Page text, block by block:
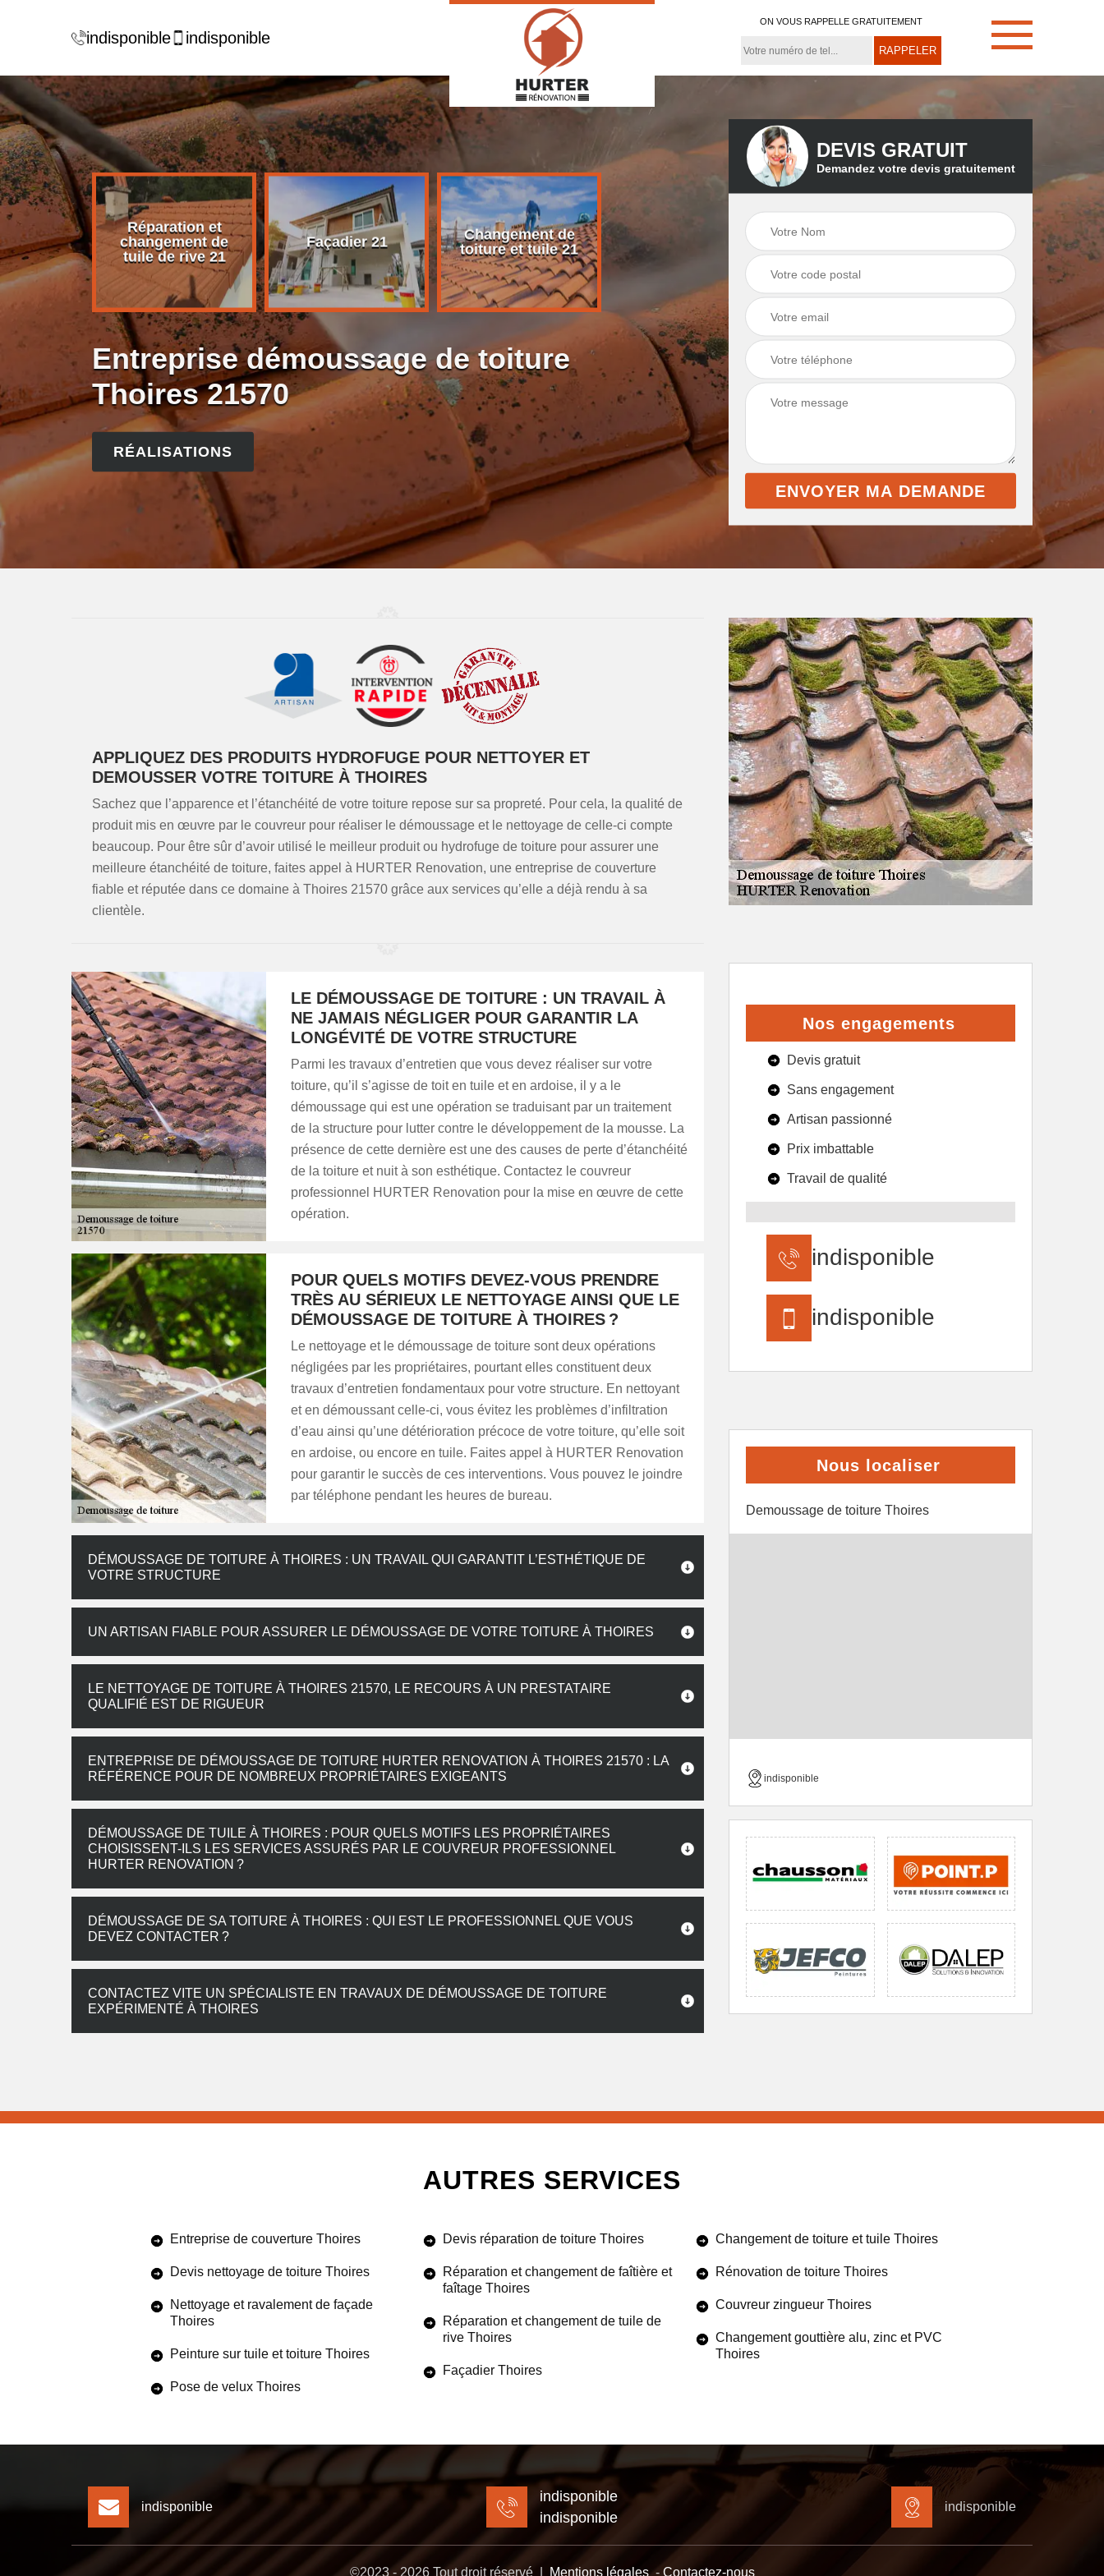
indisponible indisponible
ON VOUS RAPPELLE GRATUITEMENT
de
21
Réparation et
changement de
tuile de rive 21
Façadier 21
Changement de
toiture et tuile 21
Démoussage de
toiture 21
Couvreur zingueur
Entreprise démoussage de toiture
Thoires 21570
RÉALISATIONS
DEVIS GRATUIT
Demandez votre devis gratuitement
APPLIQUEZ DES PRODUITS HYDROFUGE POUR NETTOYER ET
DEMOUSSER VOTRE TOITURE À THOIRES
Sachez que l’apparence et l’étanchéité de votre toiture repose sur sa propreté. Pour cela, la qualité de
produit mis en œuvre par le couvreur pour réaliser le démoussage et le nettoyage de celle-ci compte
beaucoup. Pour être sûr d’avoir utilisé le meilleur produit ou hydrofuge de toiture pour assurer une
meilleure étanchéité de toiture, faites appel à HURTER Renovation, une entreprise de couverture
fiable et réputée dans ce domaine à Thoires 21570 grâce aux services qu’elle a déjà rendu à sa
clientèle.
LE DÉMOUSSAGE DE TOITURE : UN TRAVAIL À
NE JAMAIS NÉGLIGER POUR GARANTIR LA
LONGÉVITÉ DE VOTRE STRUCTURE
Parmi les travaux d’entretien que vous devez réaliser sur votre
toiture, qu’il s’agisse de toit en tuile et en ardoise, il y a le
démoussage qui est une opération se traduisant par un traitement
de la structure pour lutter contre le développement de la mousse. La
présence de cette dernière est une des causes de perte d’étanchéité
de la toiture et nuit à son esthétique. Contactez le couvreur
professionnel HURTER Renovation pour la mise en œuvre de cette
opération.
POUR QUELS MOTIFS DEVEZ-VOUS PRENDRE
TRÈS AU SÉRIEUX LE NETTOYAGE AINSI QUE LE
DÉMOUSSAGE DE TOITURE À THOIRES ?
Le nettoyage et le démoussage de toiture sont deux opérations
négligées par les propriétaires, pourtant elles constituent deux
travaux d’entretien fondamentaux pour votre structure. En nettoyant
et en démoussant celle-ci, vous évitez les problèmes d’infiltration
d’eau ainsi qu’une détérioration précoce de votre toiture, qu’elle soit
en ardoise, ou encore en tuile. Faites appel à HURTER Renovation
pour garantir le succès de ces interventions. Vous pouvez le joindre
par téléphone pendant les heures de bureau.
DÉMOUSSAGE DE TOITURE À THOIRES : UN TRAVAIL QUI GARANTIT L’ESTHÉTIQUE DE
VOTRE STRUCTURE
UN ARTISAN FIABLE POUR ASSURER LE DÉMOUSSAGE DE VOTRE TOITURE À THOIRES
LE NETTOYAGE DE TOITURE À THOIRES 21570, LE RECOURS À UN PRESTATAIRE
QUALIFIÉ EST DE RIGUEUR
ENTREPRISE DE DÉMOUSSAGE DE TOITURE HURTER RENOVATION À THOIRES 21570 : LA
RÉFÉRENCE POUR DE NOMBREUX PROPRIÉTAIRES EXIGEANTS
DÉMOUSSAGE DE TUILE À THOIRES : POUR QUELS MOTIFS LES PROPRIÉTAIRES
CHOISISSENT-ILS LES SERVICES ASSURÉS PAR LE COUVREUR PROFESSIONNEL
HURTER RENOVATION ?
DÉMOUSSAGE DE SA TOITURE À THOIRES : QUI EST LE PROFESSIONNEL QUE VOUS
DEVEZ CONTACTER ?
CONTACTEZ VITE UN SPÉCIALISTE EN TRAVAUX DE DÉMOUSSAGE DE TOITURE
EXPÉRIMENTÉ À THOIRES
Nos engagements
Devis gratuit
Sans engagement
Artisan passionné
Prix imbattable
Travail de qualité
indisponible
indisponible
Nous localiser
Demoussage de toiture Thoires
indisponible
AUTRES SERVICES
Entreprise de couverture Thoires
Devis nettoyage de toiture Thoires
Nettoyage et ravalement de façade
Thoires
Peinture sur tuile et toiture Thoires
Pose de velux Thoires
Devis réparation de toiture Thoires
Réparation et changement de faîtière et
faîtage Thoires
Réparation et changement de tuile de
rive Thoires
Façadier Thoires
Changement de toiture et tuile Thoires
Rénovation de toiture Thoires
Couvreur zingueur Thoires
Changement gouttière alu, zinc et PVC
Thoires
indisponible
indisponible
indisponible
indisponible
©2023 - 2026 Tout droit réservé | Mentions légales- Contactez-nous